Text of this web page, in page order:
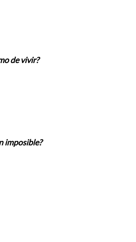
de vivir?
imposible?